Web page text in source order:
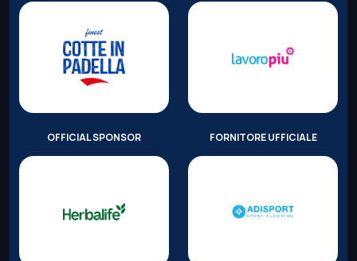
OFFICIAL SPONSOR FORNITORE UFFICIALE